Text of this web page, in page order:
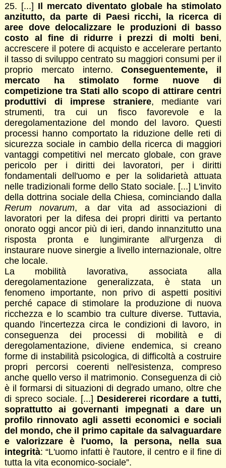
25. [...] Il mercato diventato globale ha stimolato
anzitutto, da parte di Paesi ricchi, la ricerca di
aree dove delocalizzare le produzioni di basso
costo al fine di ridurre i prezzi di molti beni,
accrescere il potere di acquisto e accelerare pertanto
il tasso di sviluppo centrato su maggiori consumi per il
proprio mercato interno.Conseguentemente, il
mercato ha stimolato forme nuove di
competizione tra Stati allo scopo di attirare centri
produttivi di imprese straniere, mediante vari
strumenti, tra cui un fisco favorevole e la
deregolamentazione del mondo del lavoro. Questi
processi hanno comportato la riduzione delle reti di
sicurezza sociale in cambio della ricerca di maggiori
vantaggi competitivi nel mercato globale, con grave
pericolo per i diritti dei lavoratori, per i diritti
fondamentali dell'uomo e per la solidarietà attuata
nelle tradizionali forme dello Stato sociale. [...] L'invito
della dottrina sociale della Chiesa, cominciando dalla
Rerum novarum, a dar vita ad associazioni di
lavoratori per la difesa dei propri diritti va pertanto
onorato oggi ancor più di ieri, dando innanzitutto una
risposta pronta e lungimirante all'urgenza di
instaurare nuove sinergie a livello internazionale, oltre
che locale.
La mobilità lavorativa, associata alla
deregolamentazione generalizzata, è stata un
fenomeno importante, non privo di aspetti positivi
perché capace di stimolare la produzione di nuova
ricchezza e lo scambio tra culture diverse. Tuttavia,
quando l'incertezza circa le condizioni di lavoro, in
conseguenza dei processi di mobilità e di
deregolamentazione, diviene endemica, si creano
forme di instabilità psicologica, di difficoltà a costruire
propri percorsi coerenti nell'esistenza, compreso
anche quello verso il matrimonio. Conseguenza di ciò
è il formarsi di situazioni di degrado umano, oltre che
di spreco sociale. [...] Desidererei ricordare a tutti,
soprattutto ai governanti impegnati a dare un
profilo rinnovato agli assetti economici e sociali
del mondo, che il primo capitale da salvaguardare
e valorizzare è l'uomo, la persona, nella sua
integrità: “L'uomo infatti è l'autore, il centro e il fine di
tutta la vita economico-sociale”.